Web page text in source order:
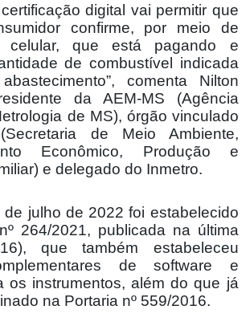
digital vai permitir que
confirme, por meio de
celular, que está pagando e
de combustível indicada
comenta Nilton
da AEM-MS (Agência
de MS), órgão vinculado
de Meio Ambiente,
Econômico, Produção e
e delegado do Inmetro.
de julho de 2022 foi estabelecido
264/2021, publicada na última
que também estabeleceu
de software e
os instrumentos, além do que já
na Portaria nº 559/2016.